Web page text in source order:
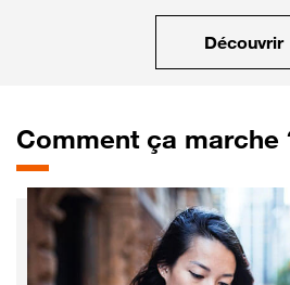
Découvrir
Comment ça marche